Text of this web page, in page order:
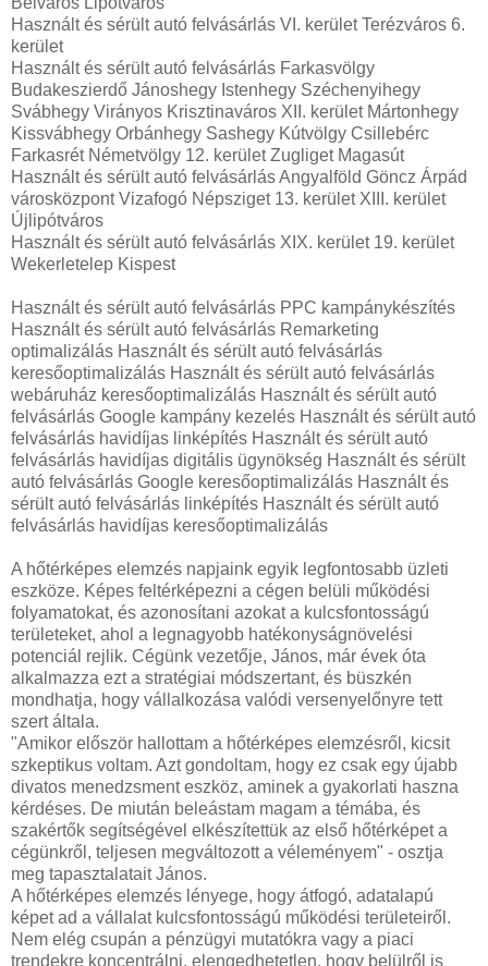
Használt és sérült autó felvásárlás VI. kerület Terézváros 6.
kerület
Használt és sérült autó felvásárlás Farkasvölgy
Budakeszierdő Jánoshegy Istenhegy Széchenyihegy
Svábhegy Virányos Krisztinaváros XII. kerület Mártonhegy
Kissvábhegy Orbánhegy Sashegy Kútvölgy Csillebérc
Farkasrét Németvölgy 12. kerület Zugliget Magasút
Használt és sérült autó felvásárlás Angyalföld Göncz Árpád
városközpont Vizafogó Népsziget 13. kerület XIII. kerület
Újlipótváros
Használt és sérült autó felvásárlás XIX. kerület 19. kerület
Wekerletelep Kispest
Használt és sérült autó felvásárlás PPC kampánykészítés
Használt és sérült autó felvásárlás Remarketing
optimalizálás Használt és sérült autó felvásárlás
keresőoptimalizálás Használt és sérült autó felvásárlás
webáruház keresőoptimalizálás Használt és sérült autó
felvásárlás Google kampány kezelés Használt és sérült autó
felvásárlás havidíjas linképítés Használt és sérült autó
felvásárlás havidíjas digitális ügynökség Használt és sérült
autó felvásárlás Google keresőoptimalizálás Használt és
sérült autó felvásárlás linképítés Használt és sérült autó
felvásárlás havidíjas keresőoptimalizálás
A hőtérképes elemzés napjaink egyik legfontosabb üzleti
eszköze. Képes feltérképezni a cégen belüli működési
folyamatokat, és azonosítani azokat a kulcsfontosságú
területeket, ahol a legnagyobb hatékonyságnövelési
potenciál rejlik. Cégünk vezetője, János, már évek óta
alkalmazza ezt a stratégiai módszertant, és büszkén
mondhatja, hogy vállalkozása valódi versenyelőnyre tett
szert általa.
"Amikor először hallottam a hőtérképes elemzésről, kicsit
szkeptikus voltam. Azt gondoltam, hogy ez csak egy újabb
divatos menedzsment eszköz, aminek a gyakorlati haszna
kérdéses. De miután beleástam magam a témába, és
szakértők segítségével elkészítettük az első hőtérképet a
cégünkről, teljesen megváltozott a véleményem" - osztja
meg tapasztalatait János.
A hőtérképes elemzés lényege, hogy átfogó, adatalapú
képet ad a vállalat kulcsfontosságú működési területeiről.
Nem elég csupán a pénzügyi mutatókra vagy a piaci
trendekre koncentrálni, elengedhetetlen, hogy belülről is